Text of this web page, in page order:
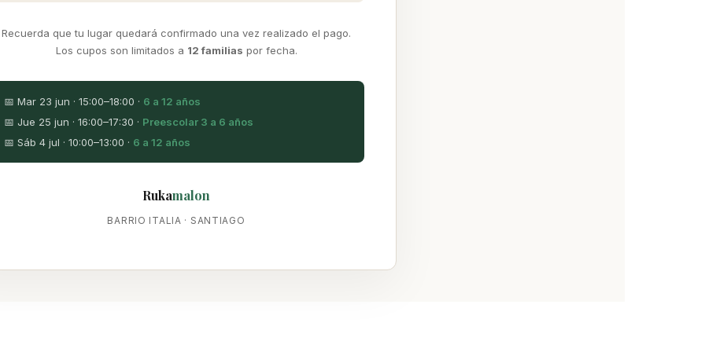
Recuerda que tu lugar quedará confirmado una vez realizado el pago.
Los cupos son limitados a 12 familias por fecha.
📅 Mar 23 jun · 15:00–18:00 · 6 a 12 años
📅 Jue 25 jun · 16:00–17:30 · Preescolar 3 a 6 años
📅 Sáb 4 jul · 10:00–13:00 · 6 a 12 años
Rukamalon
BARRIO ITALIA · SANTIAGO